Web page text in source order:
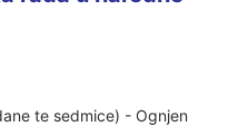
te sedmice) - Ognjen